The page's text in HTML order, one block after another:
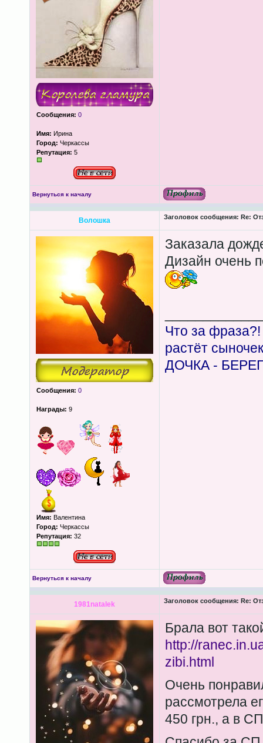
Сообщения: 0
Имя: Ирина
Город: Черкассы
Репутация: 5
Вернуться к началу
Волошка Заголовок сообщения: Re:
Сообщения: 0
Награды: 9
Имя: Валентина
Город: Черкассы
Репутация: 32
Заказала
Дизайн очень
Что за
растёт
ДОЧКА -
Вернуться к началу
1981natalek Заголовок сообщения: Re:
Брала вот
http://
zibi.html
Очень
рассмотрела
450 грн., а в